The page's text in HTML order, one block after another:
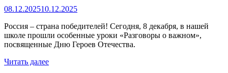
08.12.202510.12.2025
Россия – страна победителей! Сегодня, 8 декабря, в нашей
школе прошли особенные уроки «Разговоры о важном»,
посвященные Дню Героев Отечества.
Читать далее